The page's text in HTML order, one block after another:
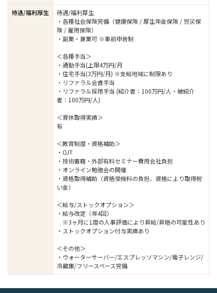
待遇/福利厚生
待遇/福利厚生
・各種社会保険完備（健康保険 / 厚生年金保険 / 労災保
険 / 雇用保険）
・副業・兼業可 ※事前申告制
＜各種手当＞
・通勤手当(上限4万円/月
・住宅手当(3万円/月) ※支給地域に制限あり
・リファラル会食手当
・リファラル採用手当 (紹介者：100万円/人・被紹介
者：100万円/人)
＜育休取得実績＞
有
＜教育制度・資格補助＞
・OJT
・技術書籍・外部有料セミナー費用会社負担
・オンライン勉強会の開催
・資格取得補助（資格受検料の負担、資格により取得祝
い金）
＜給与/ストックオプション＞
・給与改定（年4回）
※3ヶ月に1度の人事評価により昇給/昇格の可能性あり
・ストックオプション付与実績あり
＜その他＞
・ウォーターサーバー/エスプレッソマシン/電子レンジ/
冷蔵庫/フリースペース完備